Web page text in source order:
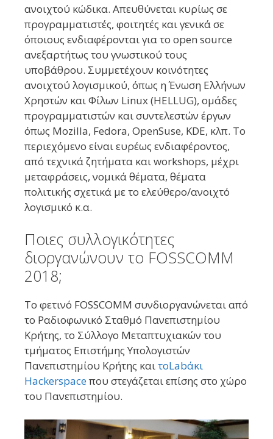
ανοιχτού κώδικα. Απευθύνεται κυρίως σε
προγραμματιστές, φοιτητές και γενικά σε
όποιους ενδιαφέρονται για το open source
ανεξαρτήτως του γνωστικού τους
υποβάθρου. Συμμετέχουν κοινότητες
ανοιχτού λογισμικού, όπως η Ένωση Ελλήνων
Χρηστών και Φίλων Linux (HELLUG), ομάδες
προγραμματιστών και συντελεστών έργων
όπως Mozilla, Fedora, OpenSuse, KDE, κλπ. Το
περιεχόμενο είναι ευρέως ενδιαφέροντος,
από τεχνικά ζητήματα και workshops, μέχρι
μεταφράσεις, νομικά θέματα, θέματα
πολιτικής σχετικά με το ελεύθερο/ανοιχτό
λογισμικό κ.α.
Ποιες συλλογικότητες
διοργανώνουν το FOSSCOMM
2018;
To φετινό FOSSCOMM συνδιοργανώνεται από
το Ραδιοφωνικό Σταθμό Πανεπιστημίου
Κρήτης, το Σύλλογο Μεταπτυχιακών του
τμήματος Επιστήμης Υπολογιστών
Πανεπιστημίου Κρήτης καιτοLabάκι
Hackerspaceπου στεγάζεται επίσης στο χώρο
του Πανεπιστημίου.